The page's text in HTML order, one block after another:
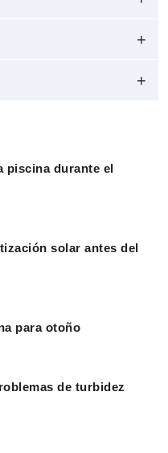
piscina durante el
solar antes del
para otoño
de turbidez